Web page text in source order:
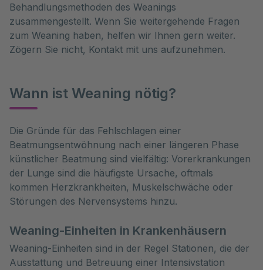
Behandlungsmethoden des Weanings
zusammengestellt. Wenn Sie weitergehende Fragen
zum Weaning haben, helfen wir Ihnen gern weiter.
Zögern Sie nicht, Kontakt mit uns aufzunehmen.
Wann ist Weaning nötig?
Die Gründe für das Fehlschlagen einer
Beatmungsentwöhnung nach einer längeren Phase
künstlicher Beatmung sind vielfältig: Vorerkrankungen
der Lunge sind die häufigste Ursache, oftmals
kommen Herzkrankheiten, Muskelschwäche oder
Störungen des Nervensystems hinzu.
Weaning-Einheiten in Krankenhäusern
Weaning-Einheiten sind in der Regel Stationen, die der
Ausstattung und Betreuung einer Intensivstation